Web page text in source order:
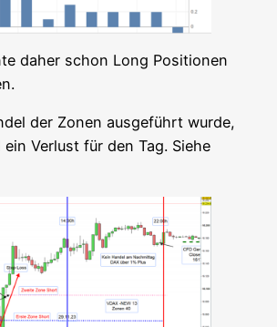
daher schon Long Posi­tio­nen
der Zonen aus­ge­führt wur­de,
Ver­lust für den Tag. Sie­he